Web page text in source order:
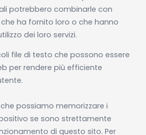
potrebbero combinarle con
ha fornito loro o che hanno
dei loro servizi.
file di testo che possono essere
per rendere più efficiente
possiamo memorizzare i
se sono strettamente
di questo sito. Per